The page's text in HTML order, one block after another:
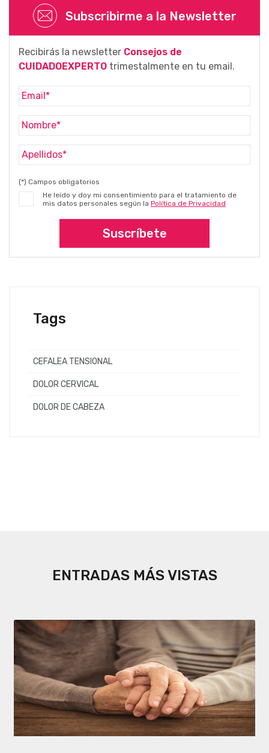
Subscribirme a la Newsletter
Recibirás la newsletter Consejos de
CUIDADOEXPERTO trimestalmente en tu email.
(*) Campos obligatorios
He leído y doy mi consentimiento para el tratamiento de
mis datos personales según la Política de Privacidad
Suscríbete
Tags
CEFALEA TENSIONAL
DOLOR CERVICAL
DOLOR DE CABEZA
ENTRADAS MÁS VISTAS